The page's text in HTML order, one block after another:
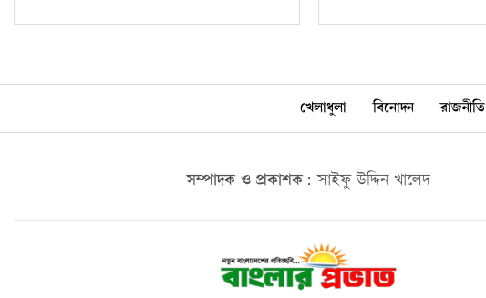
খেলাধুলা বিনোদন রাজনীতি
সম্পাদক ও প্রকাশক: সাইফু উদ্দিন খালেদ